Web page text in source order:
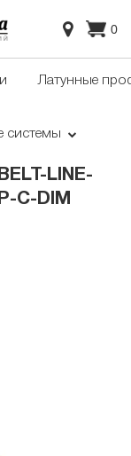
0
Латунные
системы
LINE-
C-DIM